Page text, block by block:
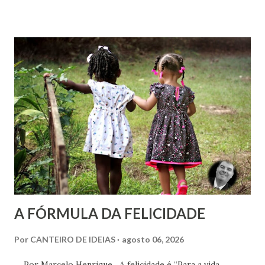
Joanna de Ângelis menciona a helioterapia e faz alusões à
cromoterapia no contexto da preservação da saúde física e
psíquica. Em nenhum momento, porém, recomenda sua
adoção como prática institucional do Espiritismo. Há
profunda diferença entre reconhecer a existência de um
recurso terapêutico e convertê-lo em atividade da Casa
Espírita.
A FÓRMULA DA FELICIDADE
Por CANTEIRO DE IDEIAS agosto 06, 2026